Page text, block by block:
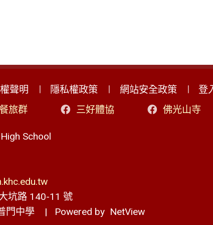
聲明 隱私權政策 網站安全政策
登
餐旅群
三好體協 佛光山寺
School
坑路 140-11 號
門中學 | Powered by NetView